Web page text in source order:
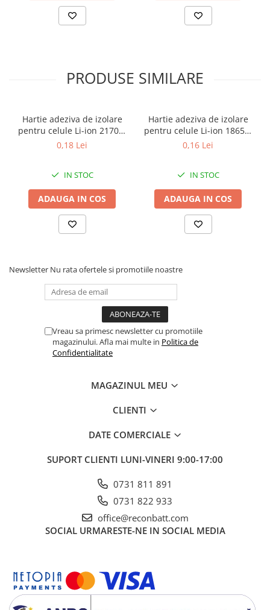
PRODUSE SIMILARE
Hartie adeziva de izolare
pentru celule Li-ion 21700,
set 100 bucati
0,18 Lei
IN STOC
ADAUGA IN COS
Hartie adeziva de izolare
pentru celule Li-ion 18650,
set 100 bucati
0,16 Lei
IN STOC
ADAUGA IN COS
Newsletter Nu rata ofertele si promotiile noastre
Vreau sa primesc newsletter cu promotiile
magazinului. Afla mai multe in Politica de
Confidentialitate
MAGAZINUL MEU
CLIENTI
DATE COMERCIALE
SUPORT CLIENTI LUNI-VINERI 9:00-17:00
0731 811 891
0731 822 933
office@reconbatt.com
SOCIAL URMARESTE-NE IN SOCIAL MEDIA